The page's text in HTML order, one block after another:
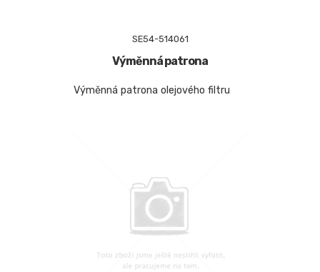
SE54-514061
Výměnná patrona
Výměnná patrona olejového filtru